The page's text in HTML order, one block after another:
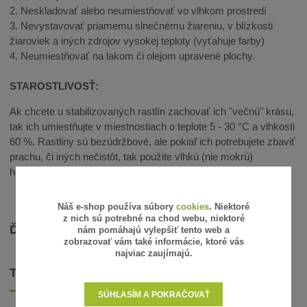
2. Neskladovať alebo neumiestňovať vo vlhkom prostredí
3. Nevystavovať priamemu slnečnému žiareniu, v blízkosti
žiaroviek a iných zdrojov vysokej teploty (vyťahuje farby)
4. Neumiestňovať na lakom či olejom upravené plochy.
STAROSTLIVOSŤ:
Ak chcete u stabilizovaných rastlín zachovať ich "večnú" krásu,
tak ich umiestňujte v miestnostiach o teplote 5 - 30 °C a vlhkosti
60 %. Rastliny sú bezúdržbové, ale pokiaľ ich potrebujete zbaviť
prachu, či iných nečistôt, tak použite vlhkú (nie mokrú)
handričku alebo fén za nízke teploty.
ĎALŠIE INFORMÁCIE
TOVAR ZARADENÝ V KATEGÓRIÁCH
Náš e-shop používa súbory cookies. Niektoré
z nich sú potrebné na chod webu, niektoré
nám pomáhajú vylepšiť tento web a
zobrazovať vám také informácie, ktoré vás
najviac zaujímajú.
SÚHLASÍM A POKRAČOVAŤ